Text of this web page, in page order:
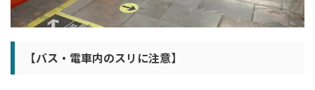
【バス・電車内のスリに注意】